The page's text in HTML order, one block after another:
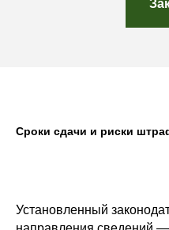
Сроки сдачи и риски
Установленный